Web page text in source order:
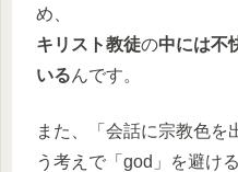
め、
キリスト教徒の中には不
いるんです。
また、「会話に宗教色を
う考えで「god」を避け